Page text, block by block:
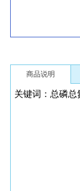
商品说明
关键词：总磷